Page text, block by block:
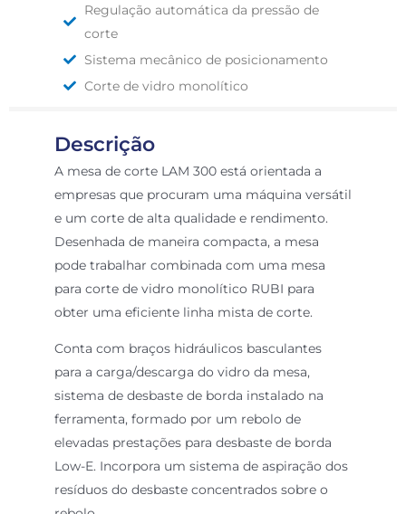
Regulação automática da pressão de
corte
Sistema mecânico de posicionamento
Corte de vidro monolítico
Descrição
A mesa de corte LAM 300 está orientada a
empresas que procuram uma máquina versátil
e um corte de alta qualidade e rendimento.
Desenhada de maneira compacta, a mesa
pode trabalhar combinada com uma mesa
para corte de vidro monolítico RUBI para
obter uma eficiente linha mista de corte.
Conta com braços hidráulicos basculantes
para a carga/descarga do vidro da mesa,
sistema de desbaste de borda instalado na
ferramenta, formado por um rebolo de
elevadas prestações para desbaste de borda
Low-E. Incorpora um sistema de aspiração dos
resíduos do desbaste concentrados sobre o